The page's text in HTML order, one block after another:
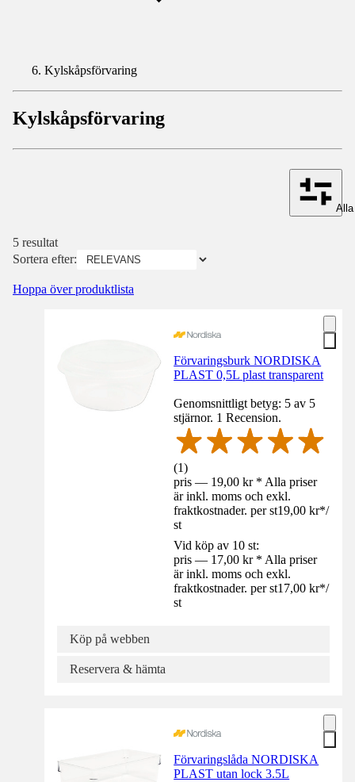
Kylskåpsförvaring
Kylskåpsförvaring
5 resultat
Sortera efter:
Hoppa över produktlista
Förvaringsburk NORDISKA
PLAST 0,5L plast transparent
Genomsnittligt betyg: 5 av 5
stjärnor. 1 Recension.
(1)
pris — 19,00 kr * Alla priser
är inkl. moms och exkl.
fraktkostnader. per st19,00 kr*/
st
Vid köp av 10 st:
pris — 17,00 kr * Alla priser
är inkl. moms och exkl.
fraktkostnader. per st17,00 kr*/
st
Köp på webben
Reservera & hämta
Förvaringslåda NORDISKA
PLAST utan lock 3.5L